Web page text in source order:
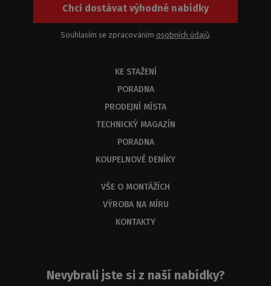
kombinací.
Chci dostávat výhodné nabídky
Souhlasím se zpracováním osobních údajů.
KE STAŽENÍ
PORADNA
PRODEJNÍ MÍSTA
TECHNICKÝ MAGAZÍN
PORADNA
KOUPELNOVÉ DENÍKY
VŠE O MONTÁŽÍCH
VÝROBA NA MÍRU
KONTAKTY
Nevybrali jste si z naší nabídky?